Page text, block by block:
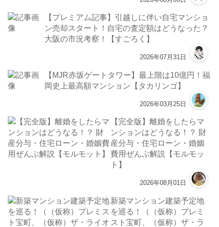
【プレミアム記事】引越しに伴い自宅マンショ
ン売却スタート！自宅の査定額はどうなった？
大阪の市況考察！【すごろく】
2026年07月31日
【MJR赤坂ゲートタワー】最上階は10億円！福
岡史上最高額マンション【タカリンゴ】
2026年03月25日
【完全版】離婚をしたらマ
ンションはどうなる！？ 財
産分与・住宅ローン・婚姻
費用ぜんぶ解説【モルモッ
ト】
2026年08月01日
新築マンション建築予定地
を巡る！（（仮称）プレミ
スト宝町、（仮称）ザ・ラ